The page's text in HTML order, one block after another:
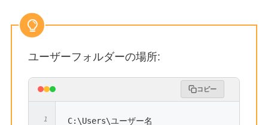
ユーザーフォルダーの場所:
コピー
C:\Users\ユーザー名